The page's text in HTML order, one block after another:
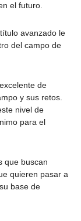
el futuro.
avanzado le
del campo de
de
y sus retos.
nivel de
para el
que buscan
quieren pasar a
base de